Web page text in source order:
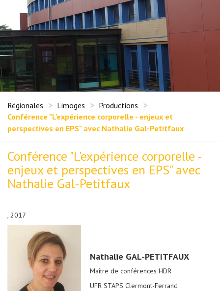
Régionales Limoges
Productions
Conférence "L'expérience corporelle - enjeux et
perspectives en EPS" avec Nathalie Gal-Petitfaux
Conférence "L'expérience corporelle -
enjeux et perspectives en EPS" avec
Nathalie Gal-Petitfaux
, 2017
Nathalie GAL-PETITFAUX
Maître de conférences HDR
UFR STAPS Clermont-Ferrand